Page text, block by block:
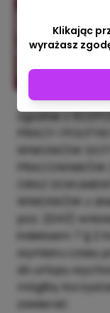
Zgodnie z
PRACY I
WNIOSKÓW
ORAZ
WNIOSKÓW z
poz. 2243)
indeksem 7 § 2
wymiaru czasu
do urlopu
mógłby
zawierać:
Klikając
wyrażasz